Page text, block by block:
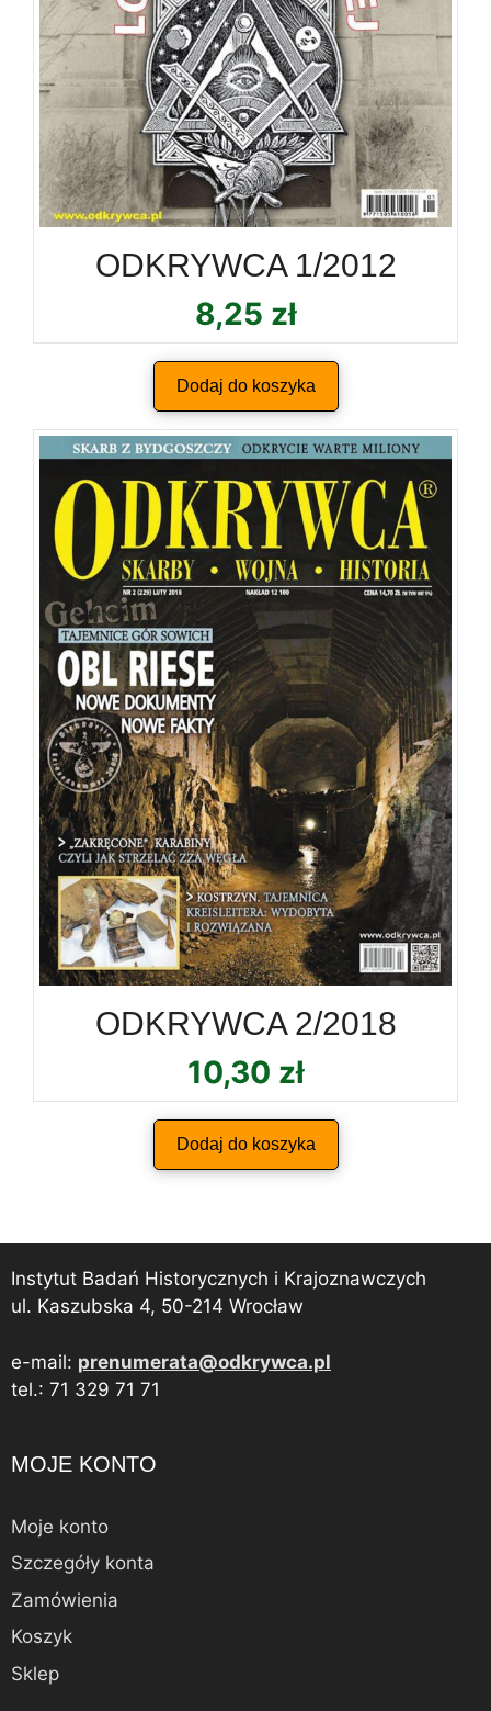
ODKRYWCA 1/2012
8,25 zł
Dodaj do koszyka
ODKRYWCA 2/2018
10,30 zł
Dodaj do koszyka
Instytut Badań Historycznych i Krajoznawczych
ul. Kaszubska 4, 50-214 Wrocław
e-mail: prenumerata@odkrywca.pl
tel.: 71 329 71 71
MOJE KONTO
Moje konto
Szczegóły konta
Zamówienia
Koszyk
Sklep